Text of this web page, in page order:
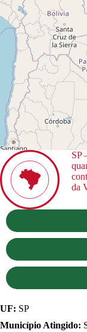
SP
da
UF: SP
Município Atingido: